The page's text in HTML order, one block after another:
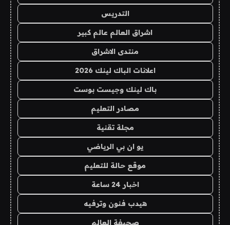
التدريس
اشراق العالم عالم كبير
منتدى الاشراق
اعلانات الباك لينك 2026
باك لينك وجيست بوست
مصادر التعليم
مجلة تقنية
يو ان بي الرياضي
موقع حالة للتعليم
اخبار 24 ساعة
هيدب فنون وترفيه
صحيفة العالم